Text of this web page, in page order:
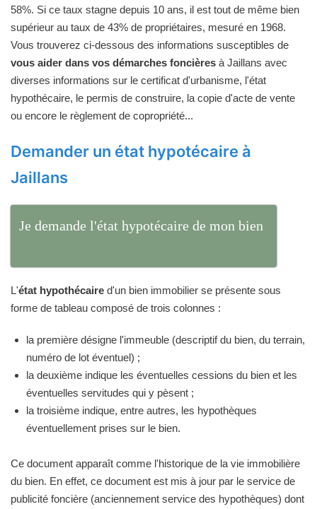
58%. Si ce taux stagne depuis 10 ans, il est tout de même bien
supérieur au taux de 43% de propriétaires, mesuré en 1968.
Vous trouverez ci-dessous des informations susceptibles de
vous aider dans vos démarches foncières à Jaillans avec
diverses informations sur le certificat d'urbanisme, l'état
hypothécaire, le permis de construire, la copie d'acte de vente
ou encore le règlement de copropriété...
Demander un état hypotécaire à
Jaillans
Je demande l'état hypotécaire de mon bien
L'état hypothécaire d'un bien immobilier se présente sous
forme de tableau composé de trois colonnes :
la première désigne l'immeuble (descriptif du bien, du terrain,
numéro de lot éventuel) ;
la deuxième indique les éventuelles cessions du bien et les
éventuelles servitudes qui y pèsent ;
la troisième indique, entre autres, les hypothèques
éventuellement prises sur le bien.
Ce document apparaît comme l'historique de la vie immobilière
du bien. En effet, ce document est mis à jour par le service de
publicité foncière (anciennement service des hypothèques) dont